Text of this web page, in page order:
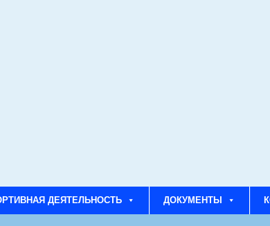
ДЕЯТЕЛЬНОСТЬ ДОКУМЕНТЫ